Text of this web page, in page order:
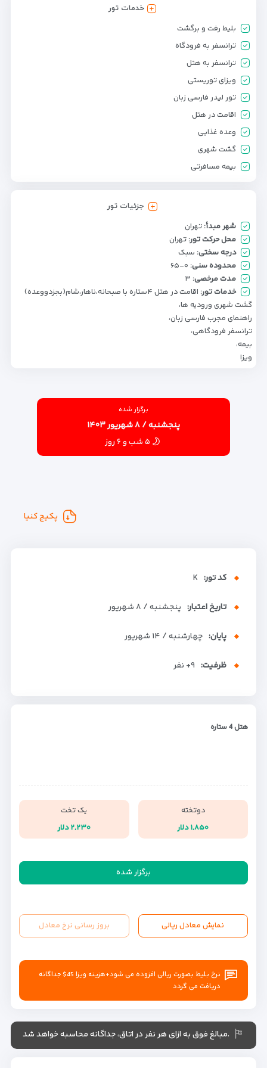
خدمات تور
بلیط رفت و برگشت
ترانسفر به فرودگاه
ترانسفر به هتل
ویزای توریستی
تور لیدر فارسی زبان
اقامت در هتل
وعده غذایی
گشت شهری
بیمه مسافرتی
جزئیات تور
شهر مبدأ: تهران
محل حرکت تور: تهران
درجه سختی: سبک
محدوده سنی: ۰-۶۵
مدت مرخصی: ۳
خدمات تور: اقامت در هتل ۴ستاره با صبحانه،ناهار،شام(بجزدووعده)
گشت شهری ورودیه ها،
راهنمای مجرب فارسی زبان،
ترانسفر فرودگاهی،
بیمه،
ویزا
برگزار شده
پنجشنبه / ۸ شهریور ۱۴۰۳
۵ شب و ۶ روز
پکیج کنیا
کد تور: K
تاریخ اعتبار: پنجشنبه / ۸ شهریور
پایان: چهارشنبه / ۱۴ شهریور
ظرفیت: +۹ نفر
هتل 4 ستاره
دوتخته
۱,۸۵۰ دلار
یک تخت
۲,۲۳۰ دلار
برگزار شده
نمایش معادل ریالی بروز رسانی نرخ معادل
نرخ بلیط بصورت ریالی افزوده می شود+هزینه ویزا 45$ جداگانه
دریافت می گردد
.مبالغ فوق به ازای هر نفر در اتاق، جداگانه محاسبه خواهد شد